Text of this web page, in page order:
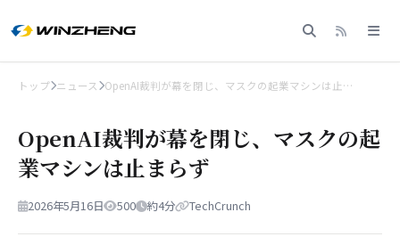
トップ ニュース OpenAI裁判が幕を閉じ、マスクの起業マシンは止…
OpenAI裁判が幕を閉じ、マスクの起
業マシンは止まらず
2026年5月16日 500 約4分 TechCrunch